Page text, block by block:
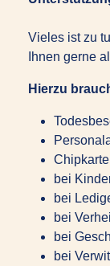
Vieles ist zu
Ihnen gerne
Hierzu
bei
bei
bei
bei
bei